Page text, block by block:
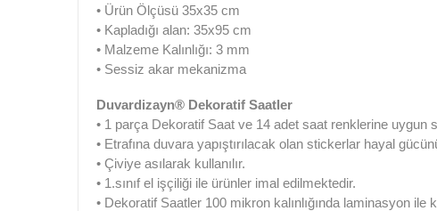
• Ürün Ölçüsü 35x35 cm
• Kapladığı alan: 35x95 cm
• Malzeme Kalınlığı: 3 mm
• Sessiz akar mekanizma
Duvardizayn® Dekoratif Saatler
• 1 parça Dekoratif Saat ve 14 adet saat renklerine uygun
• Etrafına duvara yapıştırılacak olan stickerlar hayal
• Çiviye asılarak kullanılır.
• 1.sınıf el işçiliği ile ürünler imal edilmektedir.
• Dekoratif Saatler 100 mikron kalınlığında laminasyon